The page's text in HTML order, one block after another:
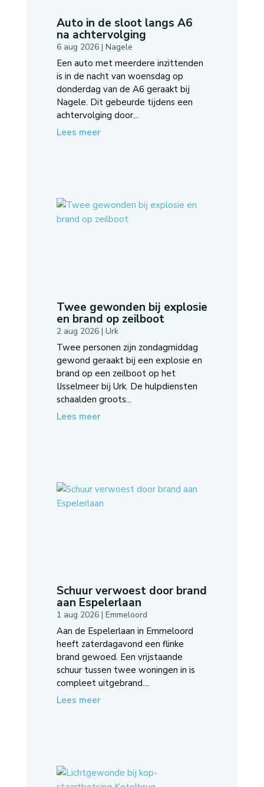
Auto in de sloot langs A6
na achtervolging
6 aug 2026| Nagele
Een auto met meerdere inzittenden
is in de nacht van woensdag op
donderdag van de A6 geraakt bij
Nagele. Dit gebeurde tijdens een
achtervolging door...
Lees meer
Twee gewonden bij explosie
en brand op zeilboot
2 aug 2026| Urk
Twee personen zijn zondagmiddag
gewond geraakt bij een explosie en
brand op een zeilboot op het
IJsselmeer bij Urk. De hulpdiensten
schaalden groots...
Lees meer
Schuur verwoest door brand
aan Espelerlaan
1 aug 2026| Emmeloord
Aan de Espelerlaan in Emmeloord
heeft zaterdagavond een flinke
brand gewoed. Een vrijstaande
schuur tussen twee woningen in is
compleet uitgebrand....
Lees meer